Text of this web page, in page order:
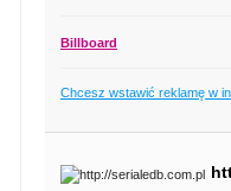
Billboard
Chcesz wstawić reklamę w